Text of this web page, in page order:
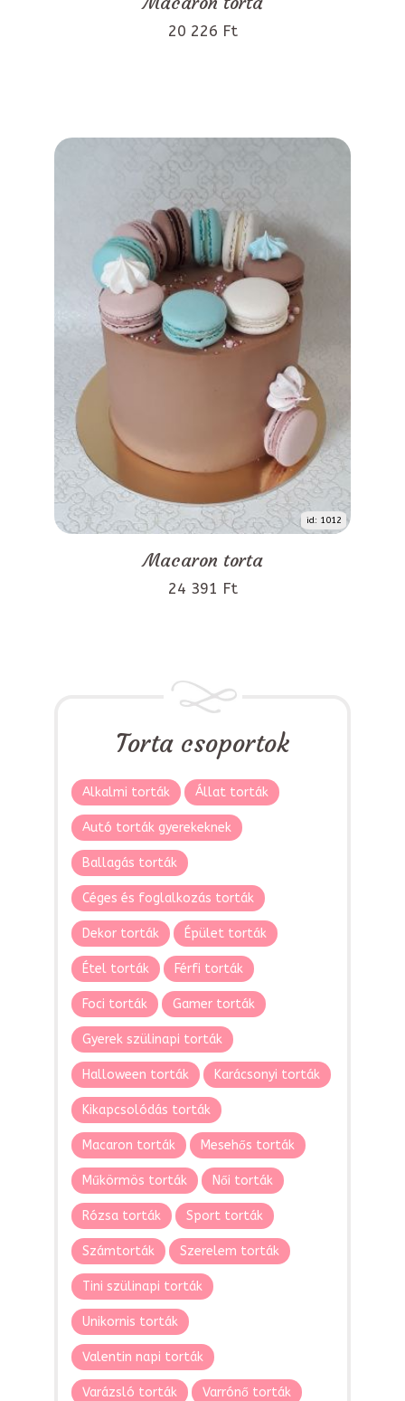
20 226 Ft
id: 1012
Macaron torta
24 391 Ft
Torta csoportok
Alkalmi torták Állat torták
Autó torták gyerekeknek
Ballagás torták
Céges és foglalkozás torták
Dekor torták Épület torták
Étel torták Férfi torták
Foci torták Gamer torták
Gyerek szülinapi torták
Halloween torták Karácsonyi torták
Kikapcsolódás torták
Macaron torták Mesehős torták
Műkörmös torták Női torták
Rózsa torták Sport torták
Számtorták Szerelem torták
Tini szülinapi torták
Unikornis torták
Valentin napi torták
Varázsló torták Varrónő torták